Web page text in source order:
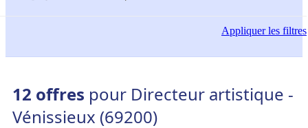
Appliquerles filtres
12 offres pour Directeur artistique -
Vénissieux (69200)